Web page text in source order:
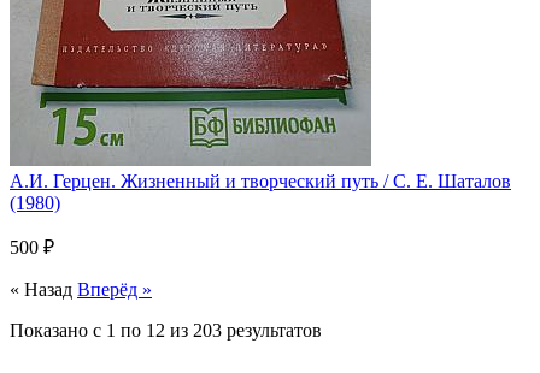
А.И. Герцен. Жизненный и творческий путь / С. Е. Шаталов
(1980)
500 ₽
« Назад Вперёд »
Показано с 1 по 12 из 203 результатов